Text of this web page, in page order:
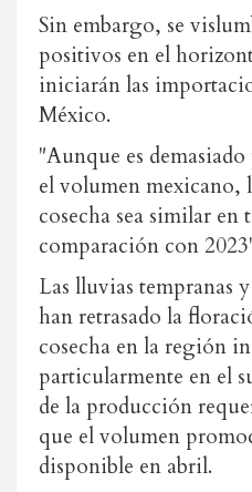
Sin embargo, se
positivos en el
iniciarán las
México.
"Aunque es
el volumen mexicano,
cosecha sea similar en
comparación con
Las lluvias tempranas
han retrasado la
cosecha en la región
particularmente en el
de la producción
que el volumen
disponible en abril.